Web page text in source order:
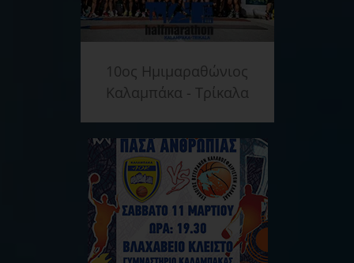
10ος Ημιμαραθώνιος
Καλαμπάκα - Τρίκαλα